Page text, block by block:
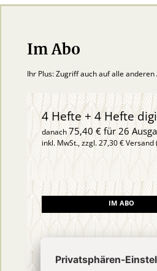
Im Abo
Ihr Plus: Zugriff auch auf alle
4 Hefte + 4 Hefte
danach75,40 € für 26
inkl. MwSt., zzgl. 27,30 € Versand
IM ABO